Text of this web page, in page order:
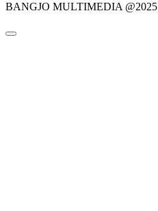
BANGJO MULTIMEDIA @2025